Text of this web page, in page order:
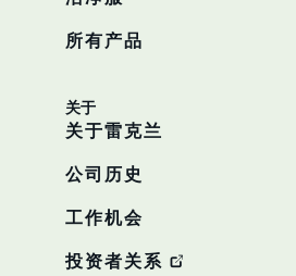
所有产品
关于
关于雷克兰
公司历史
工作机会
投资者关系